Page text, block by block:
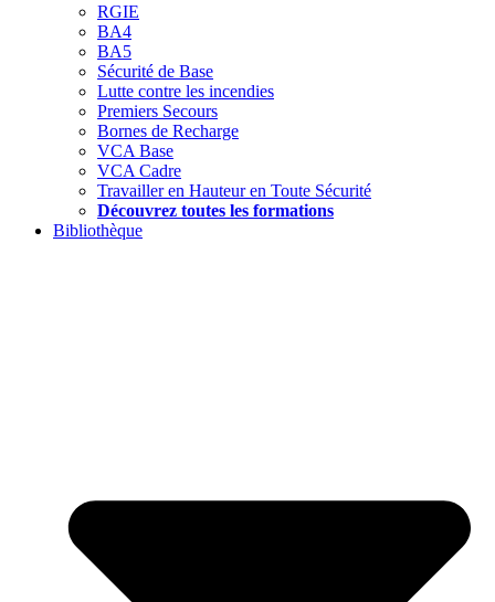
RGIE
BA4
BA5
Sécurité de Base
Lutte contre les incendies
Premiers Secours
Bornes de Recharge
VCA Base
VCA Cadre
Travailler en Hauteur en Toute Sécurité
Découvrez toutes les formations
Bibliothèque